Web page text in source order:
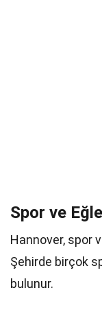
Spor ve
Hannover, spor
Şehirde birçok
bulunur.